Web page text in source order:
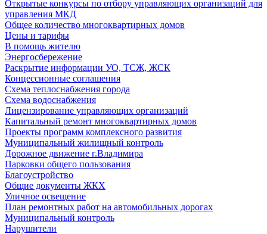
Открытые конкурсы по отбору управляющих организаций для
управления МКД
Общее количество многоквартирных домов
Цены и тарифы
В помощь жителю
Энергосбережение
Раскрытие информации УО, ТСЖ, ЖСК
Концессионные соглашения
Схема теплоснабжения города
Схема водоснабжения
Лицензирование управляющих организаций
Капитальный ремонт многоквартирных домов
Проекты программ комплексного развития
Муниципальный жилищный контроль
Дорожное движение г.Владимира
Парковки общего пользования
Благоустройство
Общие документы ЖКХ
Уличное освещение
План ремонтных работ на автомобильных дорогах
Муниципальный контроль
Нарушители